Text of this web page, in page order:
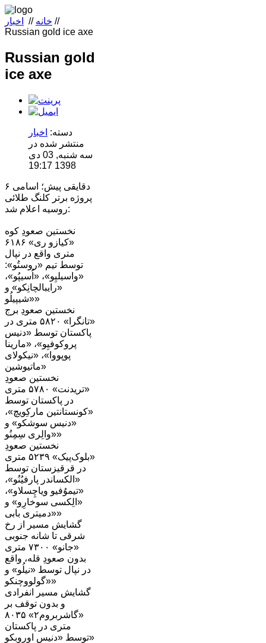
خانه // اخبار
//
Russian gold ice axe
Russian gold
ice axe
دسته: اخبار
منتشر شده در
سه شنبه, 03 دی
1398 19:17
دقایقی پیش؛ اسامی ۶
پروژه برتر کلنگ طلائی
روسیه اعلام شد:
نخستین صعودِ کوه
«کیازو ری» ۶۱۸۶
متری واقع در نپال
توسط تیم «روستُو»:
«واسیلیِو»، «اُسیپُو»،
«رایبالچانِکو» و
«شیپیلُو»
نخستین صعودِ برج
«تانگرا» ۵۸۲۰ متری در
پاکستان توسط «دنیس
پروکوفیِو»، «مارینا
پوپووا»، «نیکولای
ماتیوشین»
نخستین صعودِ
«تریدنت» ۵۷۸۰ متری
در پاکستان توسط
«کونستانتین مارکِویچ»،
«دنیس سوشکو» و
«والِری سِمِنُو»
نخستین صعودِ
«بلوک‌پیک» ۵۲۳۹ متری
در قرقیزستان توسط
«الکساندر پارفیُنُو»،
«تیموُفیو ویاچِسلاو»،
«الِکسی سوخارِو» و
«دمیتری بابی»
گشایش مسیر از رخ
شرقی تا شانه جنوبی
«جانو» ۷۳۰۰ متری
بدون صعودِ قله، واقع
در نپال توسط «نیلُو» و
«گولووچنکو»
گشایش مسیر انفرادی
و بدون توقف بر
«گاشربروم۲» ۸۰۳۵
متری در پاکستان
توسط «دنیس اوروبکو»